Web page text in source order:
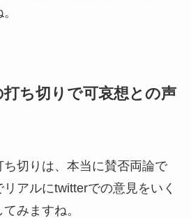
ち切りで可哀想との声
ち切りは、本当に賛否両論で
アルにtwitterでの意見をいく
みますね。